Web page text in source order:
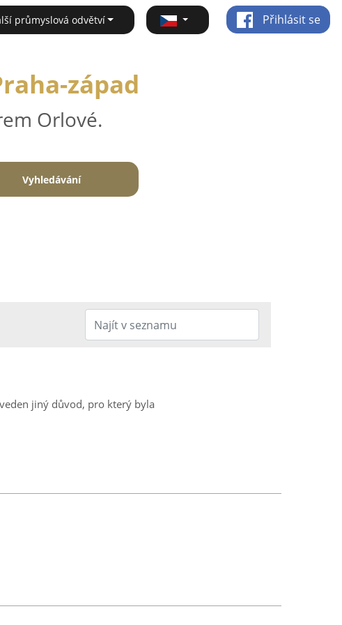
průmyslová odvětví Přihlásit se
západ
Orlové.
Vyhledávání
jiný důvod, pro který byla